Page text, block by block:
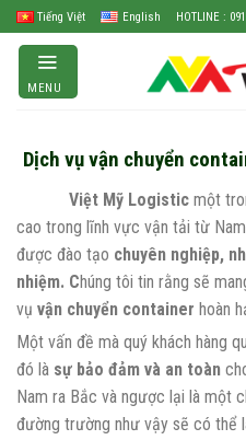
Skip
to
content
Tiếng Việt English HOTLINE :
MENU
Dịch vụ vận chuyển
Việt Mỹ Logistic một
cao trong lĩnh vực vận tải từ
được đào tạo chuyên nghiệp,
nhiệm. Chúng tôi tin rằng sẽ
vụ vận chuyển container hoàn
Một vấn đề mà quý khách hàng
đó là sự bảo đảm và an toàn
Nam ra Bắc và ngược lại là một
đường trường như vậy sẽ có thể